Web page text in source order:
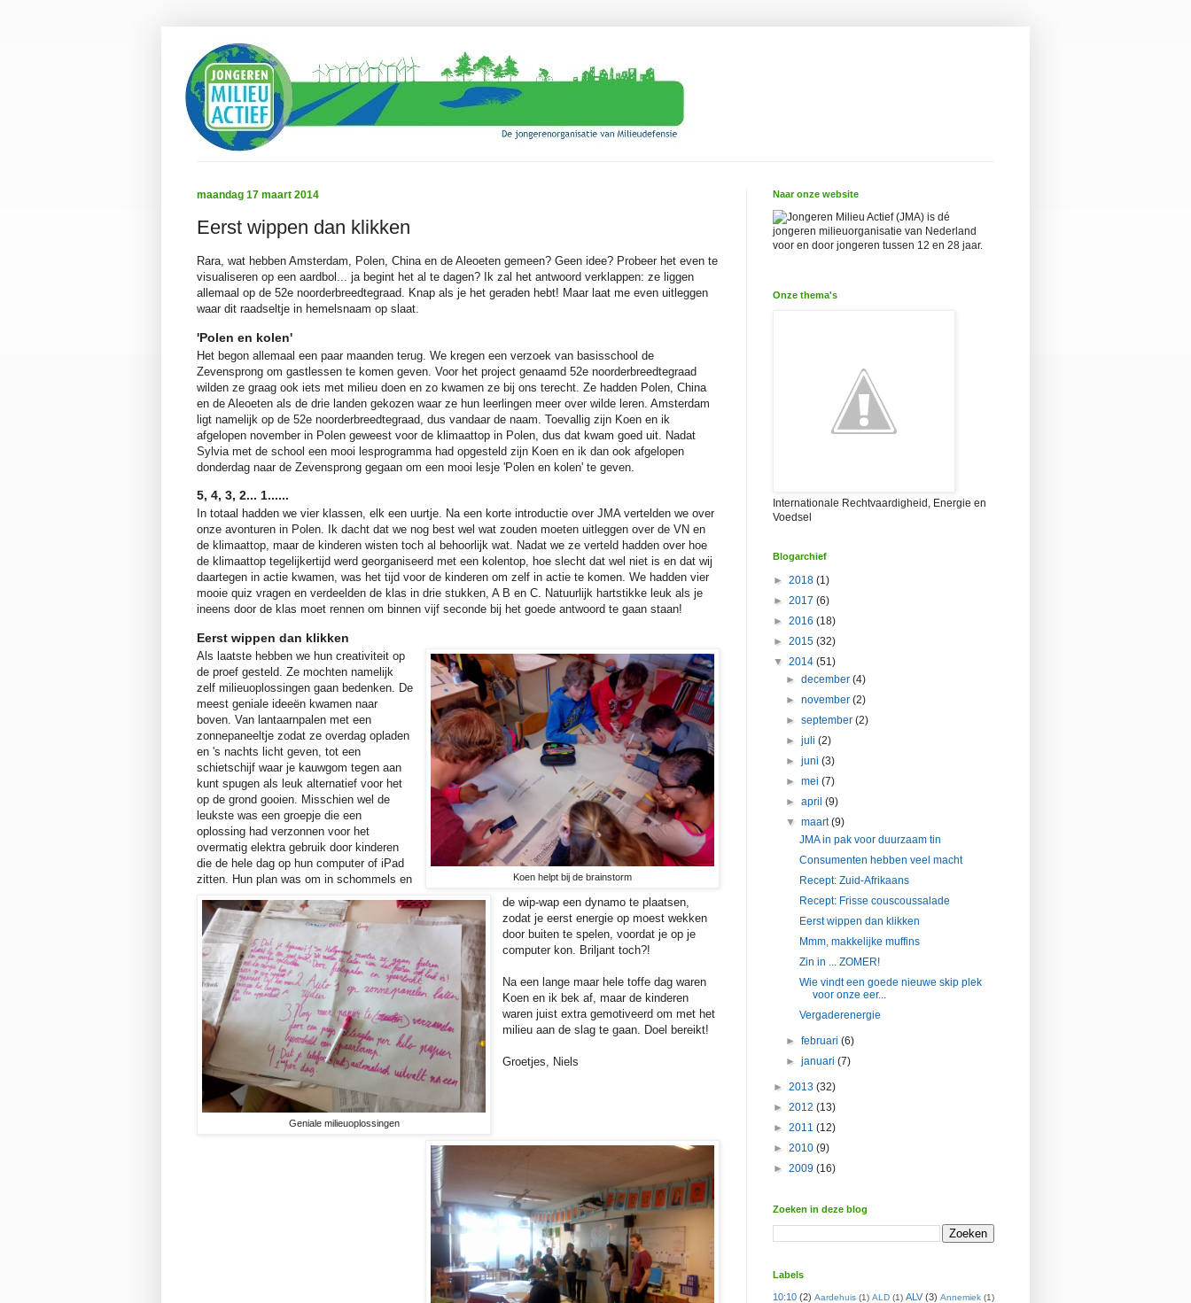
maandag 17 maart 2014
Eerst wippen dan klikken
Rara, wat hebben Amsterdam, Polen, China en de Aleoeten gemeen? Geen idee? Probeer het even te
visualiseren op een aardbol... ja begint het al te dagen? Ik zal het antwoord verklappen: ze liggen
allemaal op de 52e noorderbreedtegraad. Knap als je het geraden hebt! Maar laat me even uitleggen
waar dit raadseltje in hemelsnaam op slaat.
'Polen en kolen'
Het begon allemaal een paar maanden terug. We kregen een verzoek van basisschool de
Zevensprong om gastlessen te komen geven. Voor het project genaamd 52e noorderbreedtegraad
wilden ze graag ook iets met milieu doen en zo kwamen ze bij ons terecht. Ze hadden Polen, China
en de Aleoeten als de drie landen gekozen waar ze hun leerlingen meer over wilde leren. Amsterdam
ligt namelijk op de 52e noorderbreedtegraad, dus vandaar de naam. Toevallig zijn Koen en ik
afgelopen november in Polen geweest voor de klimaattop in Polen, dus dat kwam goed uit. Nadat
Sylvia met de school een mooi lesprogramma had opgesteld zijn Koen en ik dan ook afgelopen
donderdag naar de Zevensprong gegaan om een mooi lesje 'Polen en kolen' te geven.
5, 4, 3, 2... 1......
In totaal hadden we vier klassen, elk een uurtje. Na een korte introductie over JMA vertelden we over
onze avonturen in Polen. Ik dacht dat we nog best wel wat zouden moeten uitleggen over de VN en
de klimaattop, maar de kinderen wisten toch al behoorlijk wat. Nadat we ze verteld hadden over hoe
de klimaattop tegelijkertijd werd georganiseerd met een kolentop, hoe slecht dat wel niet is en dat wij
daartegen in actie kwamen, was het tijd voor de kinderen om zelf in actie te komen. We hadden vier
mooie quiz vragen en verdeelden de klas in drie stukken, A B en C. Natuurlijk hartstikke leuk als je
ineens door de klas moet rennen om binnen vijf seconde bij het goede antwoord te gaan staan!
Eerst wippen dan klikken
Koen helpt bij de brainstorm
Geniale milieuoplossingen
Als laatste hebben we hun creativiteit op
de proef gesteld. Ze mochten namelijk
zelf milieuoplossingen gaan bedenken. De
meest geniale ideeën kwamen naar
boven. Van lantaarnpalen met een
zonnepaneeltje zodat ze overdag opladen
en 's nachts licht geven, tot een
schietschijf waar je kauwgom tegen aan
kunt spugen als leuk alternatief voor het
op de grond gooien. Misschien wel de
leukste was een groepje die een
oplossing had verzonnen voor het
overmatig elektra gebruik door kinderen
die de hele dag op hun computer of iPad
zitten. Hun plan was om in schommels en
de wip-wap een dynamo te plaatsen,
zodat je eerst energie op moest wekken
door buiten te spelen, voordat je op je
computer kon. Briljant toch?!
Na een lange maar hele toffe dag waren
Koen en ik bek af, maar de kinderen
waren juist extra gemotiveerd om met het
milieu aan de slag te gaan. Doel bereikt!
Groetjes, Niels
Naar onze website
Jongeren Milieu Actief (JMA) is dé
jongeren milieuorganisatie van Nederland
voor en door jongeren tussen 12 en 28 jaar.
Onze thema's
Internationale Rechtvaardigheid, Energie en
Voedsel
Blogarchief
► 2018 (1)
► 2017 (6)
► 2016 (18)
► 2015 (32)
▼ 2014 (51)
►december(4)
►november(2)
►september(2)
►juli(2)
►juni(3)
►mei(7)
►april(9)
▼maart(9)
JMA in pak voor duurzaam tin
Consumenten hebben veel macht
Recept: Zuid-Afrikaans
Recept: Frisse couscoussalade
Eerst wippen dan klikken
Mmm, makkelijke muffins
Zin in ... ZOMER!
Wie vindt een goede nieuwe skip plek
voor onze eer...
Vergaderenergie
►februari(6)
►januari(7)
► 2013 (32)
► 2012 (13)
► 2011 (12)
► 2010 (9)
► 2009 (16)
Zoeken in deze blog
Labels
10:10 (2) Aardehuis (1) ALD (1) ALV (3) Annemiek (1)